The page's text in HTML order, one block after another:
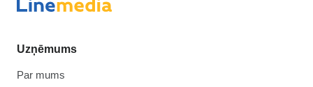
Uzņēmums
Par mums